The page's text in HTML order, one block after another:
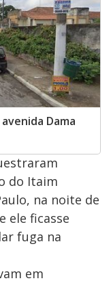
Dama
do Itaim
na noite de
ele ficasse
fuga na
em